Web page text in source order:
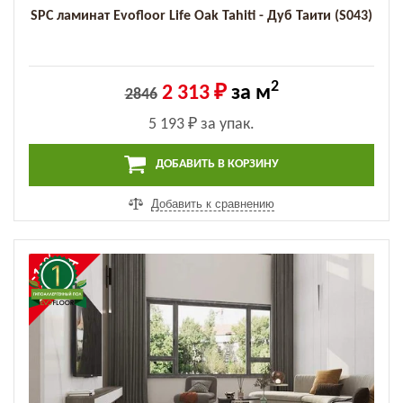
SPC ламинат Evofloor Life Oak Tahiti - Дуб Таити (S043)
2846 2 313 ₽за м2
5 193 ₽ за упак.
ДОБАВИТЬ В КОРЗИНУ
Добавить к сравнению
-19%
СКИДКА